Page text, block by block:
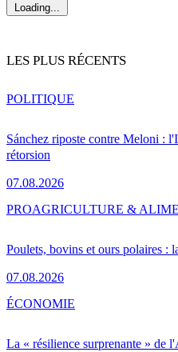
Loading...
LES PLUS RÉCENTS
Sánchez riposte contre Meloni :
rétorsion
07.08.2026
POLITIQUE
Poulets, bovins et ours polaires :
07.08.2026
PROAGRICULTURE &
La « résilience surprenante » de
ÉCONOMIE